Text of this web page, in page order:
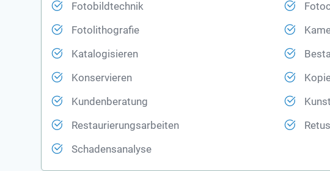
Fotobildtechnik
Fotolithografie
Katalogisieren
Konservieren
Kundenberatung
Restaurierungsarbeiten
Schadensanalyse